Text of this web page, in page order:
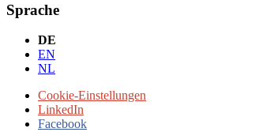
Sprache
DE
EN
NL
Cookie-Einstellungen
LinkedIn
Facebook